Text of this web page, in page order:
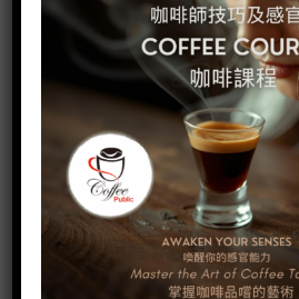
Time more小i冰
Price: HK$
-
BUY NOW